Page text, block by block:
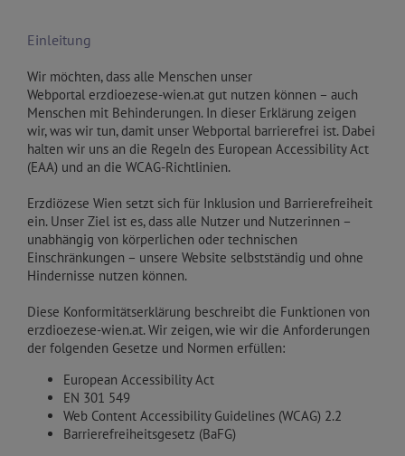
Einleitung
Wir möchten, dass alle Menschen unser
Webportal erzdioezese-wien.at gut nutzen können – auch
Menschen mit Behinderungen. In dieser Erklärung zeigen
wir, was wir tun, damit unser Webportal barrierefrei ist. Dabei
halten wir uns an die Regeln des European Accessibility Act
(EAA) und an die WCAG-Richtlinien.
Erzdiözese Wien setzt sich für Inklusion und Barrierefreiheit
ein. Unser Ziel ist es, dass alle Nutzer und Nutzerinnen –
unabhängig von körperlichen oder technischen
Einschränkungen – unsere Website selbstständig und ohne
Hindernisse nutzen können.
Diese Konformitätserklärung beschreibt die Funktionen von
erzdioezese-wien.at. Wir zeigen, wie wir die Anforderungen
der folgenden Gesetze und Normen erfüllen:
European Accessibility Act
EN 301 549
Web Content Accessibility Guidelines (WCAG) 2.2
Barrierefreiheitsgesetz (BaFG)